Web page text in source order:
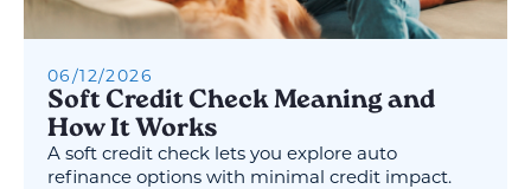
06 / 12/2026
Soft Credit Check Meaning and
How It Works
A soft credit check lets you explore auto
refinance options with minimal credit impact.